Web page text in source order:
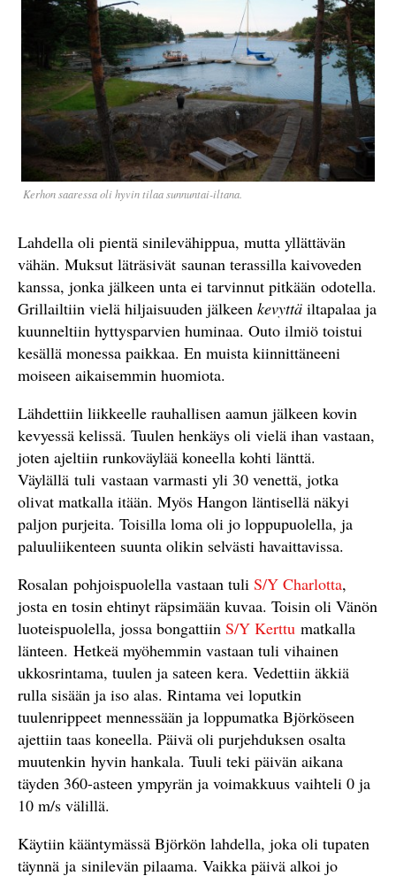
Kerhon saaressa oli hyvin tilaa sunnuntai-iltana.
Lahdella oli pientä sinilevähippua, mutta yllättävän
vähän. Muksut läträsivät saunan terassilla kaivoveden
kanssa, jonka jälkeen unta ei tarvinnut pitkään odotella.
Grillailtiin vielä hiljaisuuden jälkeen kevyttä iltapalaa ja
kuunneltiin hyttysparvien huminaa. Outo ilmiö toistui
kesällä monessa paikkaa. En muista kiinnittäneeni
moiseen aikaisemmin huomiota.
Lähdettiin liikkeelle rauhallisen aamun jälkeen kovin
kevyessä kelissä. Tuulen henkäys oli vielä ihan vastaan,
joten ajeltiin runkoväylää koneella kohti länttä.
Väylällä tuli vastaan varmasti yli 30 venettä, jotka
olivat matkalla itään. Myös Hangon läntisellä näkyi
paljon purjeita. Toisilla loma oli jo loppupuolella, ja
paluuliikenteen suunta olikin selvästi havaittavissa.
Rosalan pohjoispuolella vastaan tuli S/Y Charlotta,
josta en tosin ehtinyt räpsimään kuvaa. Toisin oli Vänön
luoteispuolella, jossa bongattiin S/Y Kerttu matkalla
länteen. Hetkeä myöhemmin vastaan tuli vihainen
ukkosrintama, tuulen ja sateen kera. Vedettiin äkkiä
rulla sisään ja iso alas. Rintama vei loputkin
tuulenrippeet mennessään ja loppumatka Björköseen
ajettiin taas koneella. Päivä oli purjehduksen osalta
muutenkin hyvin hankala. Tuuli teki päivän aikana
täyden 360-asteen ympyrän ja voimakkuus vaihteli 0 ja
10 m/s välillä.
Käytiin kääntymässä Björkön lahdella, joka oli tupaten
täynnä ja sinilevän pilaama. Vaikka päivä alkoi jo